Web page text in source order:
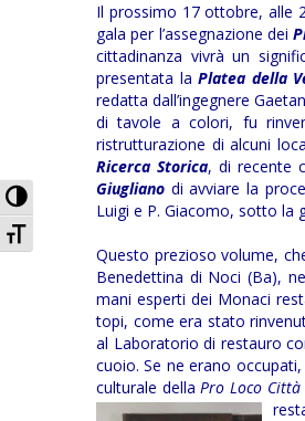
Attiva/disattiva alto
Attiva/disattiva dimensione
Il prossimo 17 ottobre, alle
gala per l’assegnazione dei
cittadinanza vivrà un
presentata laPlatea della
redatta dall’ingegnere
di tavole a colori, fu
ristrutturazione di alcuni
Ricerca Storica, di recente
Giugliano di avviare la
Luigi e P. Giacomo, sotto la
Questo prezioso volume,
Benedettina di Noci (Ba),
mani esperti dei Monaci
topi, come era stato
al Laboratorio di restauro
cuoio. Se ne erano
culturale dellaPro Loco